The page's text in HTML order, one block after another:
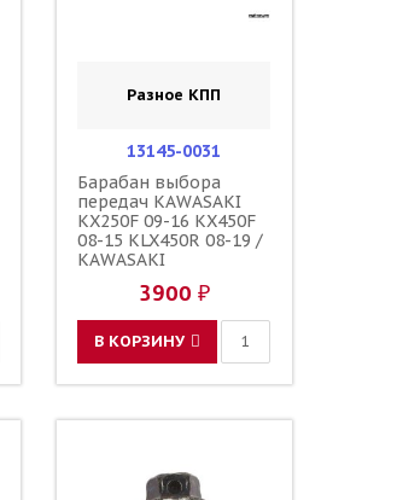
Разное КПП
13145-0031
Барабан выбора
передач KAWASAKI
KX250F 09-16 KX450F
08-15 KLX450R 08-19 /
KAWASAKI
3900 ₽
В КОРЗИНУ